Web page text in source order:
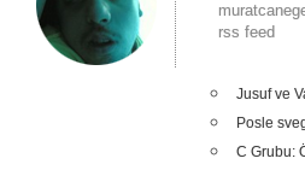
rss feed
Jusuf ve
Posle
C Grubu: